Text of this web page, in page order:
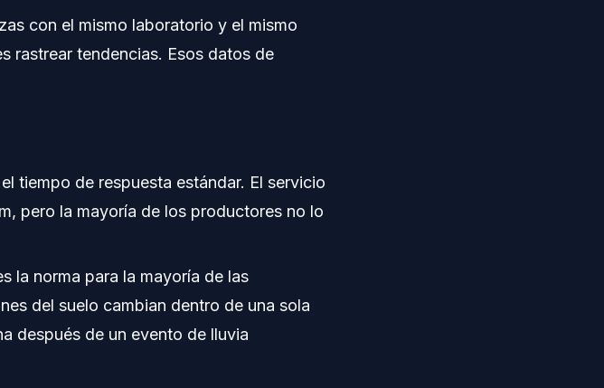
con el mismo laboratorio y el mismo
rastrear tendencias. Esos datos de
tiempo de respuesta estándar. El servicio
pero la mayoría de los productores no lo
la norma para la mayoría de las
del suelo cambian dentro de una sola
después de un evento de lluvia